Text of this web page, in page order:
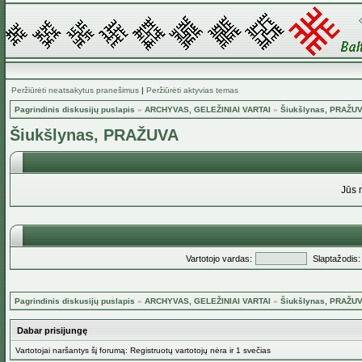
Peržiūrėti neatsakytus pranešimus | Peržiūrėti aktyvias temas
Pagrindinis diskusijų puslapis » ARCHYVAS, GELEŽINIAI VARTAI » Šiukšlynas,
Šiukšlynas, PRAŽUVA
Jūs
Vartotojo vardas: Slaptažodis:
Pagrindinis diskusijų puslapis » ARCHYVAS, GELEŽINIAI VARTAI » Šiukšlynas,
Dabar prisijungę
Vartotojai naršantys šį forumą: Registruotų vartotojų nėra ir 1 svečias